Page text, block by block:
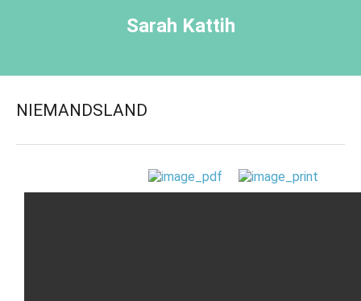
Sarah Kattih
NIEMANDSLAND